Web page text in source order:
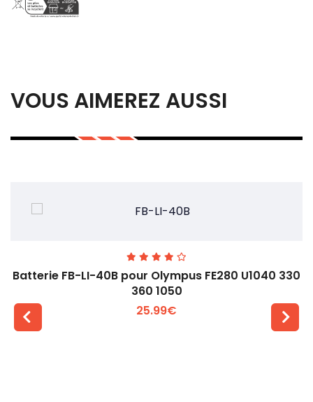
VOUS AIMEREZ AUSSI
Batterie FB-LI-40B pour Olympus FE280 U1040 330
360 1050
25.99€